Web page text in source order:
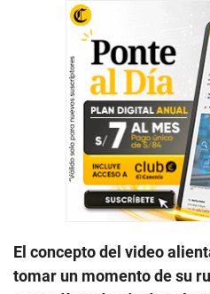
El concepto del video
tomar un momento de su